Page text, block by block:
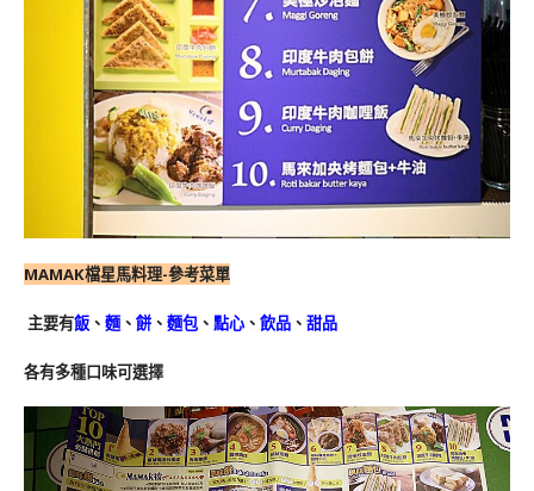
MAMAK檔星馬料理-參考菜單
主要有飯 、 麵 、 餅、 麵包 、 點心、 飲品 、 甜品
各有多種口味可選擇